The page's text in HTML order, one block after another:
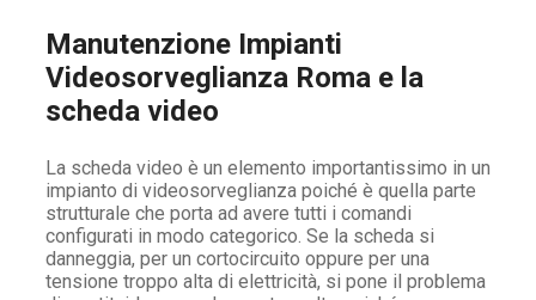
Manutenzione Impianti
Videosorveglianza Roma e la
scheda video
La scheda video è un elemento importantissimo in un
impianto di videosorveglianza poiché è quella parte
strutturale che porta ad avere tutti i comandi
configurati in modo categorico. Se la scheda si
danneggia, per un cortocircuito oppure per una
tensione troppo alta di elettricità, si pone il problema